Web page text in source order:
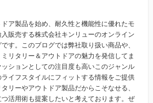
ドア製品を始め、耐久性と機能性に優れたモ
入販売する株式会社キンリューのオンライン
す。このブログでは弊社取り扱い商品や、
リタリー＆アウトドアの魅力を発信してま
ションとしての注目度も高いこのジャンル
イフスタイルにフィットする情報をご提供
リーやアウトドア製品だからこそなせる、
活用術も提案したいと考えております。ぜ